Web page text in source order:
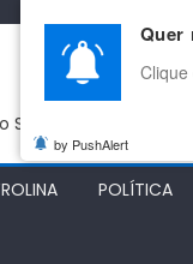
Francisco
POLÍTICA
Quer
by PushAlert